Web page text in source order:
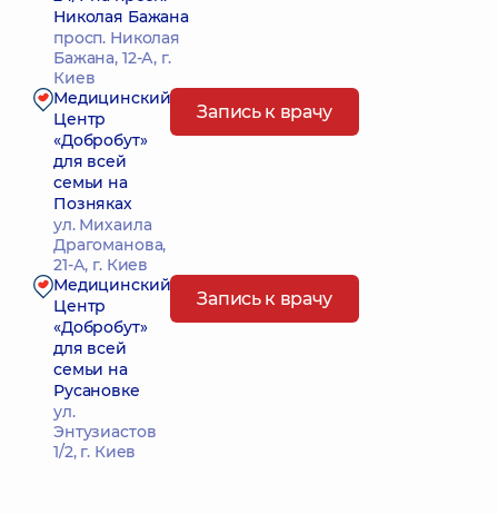
Николая Бажана
просп. Николая
Бажана, 12-А, г.
Киев
Медицинский
Центр
«Добробут»
для всей
семьи на
Позняках
ул. Михаила
Драгоманова,
21-А, г. Киев
Запись к врачу
Медицинский
Центр
«Добробут»
для всей
семьи на
Русановке
ул.
Энтузиастов
1/2, г. Киев
Запись к врачу